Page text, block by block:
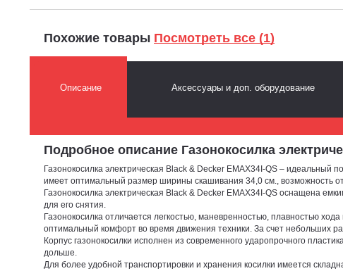
Похожие товары Посмотреть все (1)
Подробное описание Газонокосилка
Газонокосилка электрическая Black & Decker EMAX34I-QS – идеальный
имеет оптимальный размер ширины скашивания 34,0 см., возможность
Газонокосилка электрическая Black & Decker EMAX34I-QS оснащена
для его снятия.
Газонокосилка отличается легкостью, маневренностью, плавностью
оптимальный комфорт во время движения техники. За счет небольших
Корпус газонокосилки исполнен из современного ударопрочного
дольше.
Для более удобной транспортировки и хранения косилки имеется
Описание Аксессуары и доп. оборудование